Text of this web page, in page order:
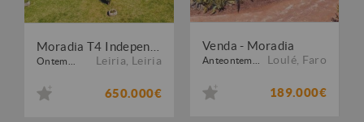
Ontem... Leiria Leiria
650.000€
Venda - Moradia
Anteontem... Loulé, Faro
189.000€